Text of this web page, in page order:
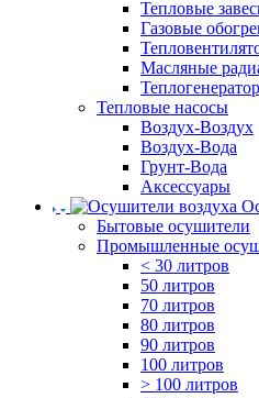
Тепловые
Газовые
Масляные
Тепловые насосы
Воздух-Воздух
Воздух-Вода
Грунт-Вода
Аксессуары
Бытовые осушители
Промышленные
< 30 литров
50 литров
70 литров
80 литров
90 литров
100 литров
> 100 литров